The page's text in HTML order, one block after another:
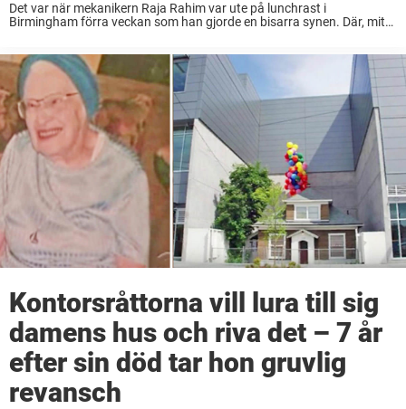
Det var när mekanikern Raja Rahim var ute på lunchrast i
Birmingham förra veckan som han gjorde en bisarra synen. Där, mitt
Kontorsråttorna vill lura till sig
damens hus och riva det – 7 år
efter sin död tar hon gruvlig
revansch